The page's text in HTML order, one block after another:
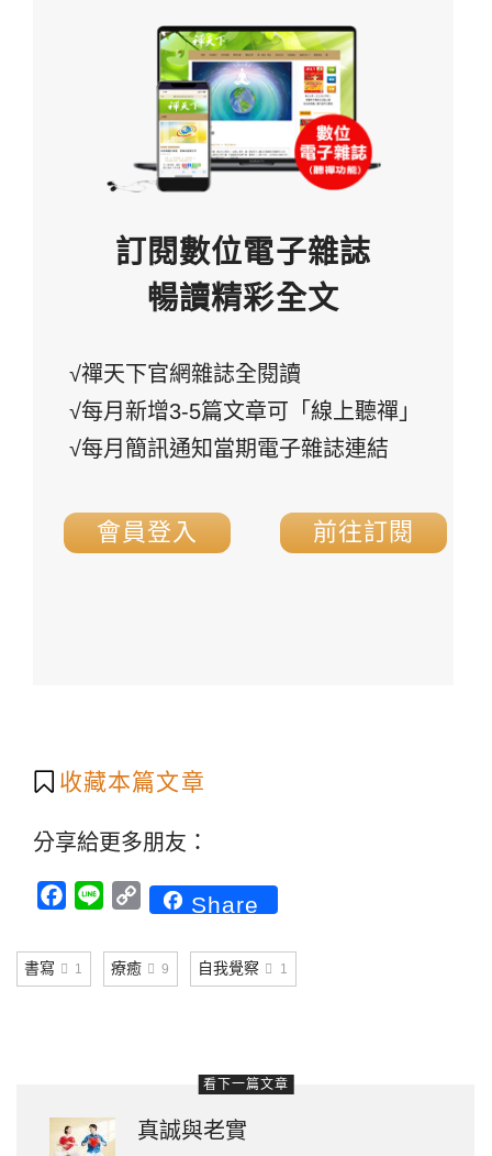
訂閱數位電子雜誌
暢讀精彩全文
√禪天下官網雜誌全閱讀
√每月新增3-5篇文章可「線上聽禪」
√每月簡訊通知當期電子雜誌連結
會員登入 前往訂閱
收藏本篇文章
分享給更多朋友：
Facebook
Line CopyShare
書寫 1 療癒 9 自我覺察 1
看下一篇文章
真誠與老實